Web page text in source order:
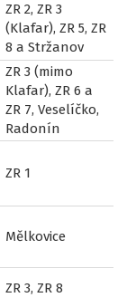
ZR 2, ZR 3
(Klafar), ZR 5, ZR
8 a Stržanov
ZR 3 (mimo
Klafar), ZR 6 a
ZR 7, Veselíčko,
Radonín
ZR 1
Mělkovice
ZR 3, ZR 8